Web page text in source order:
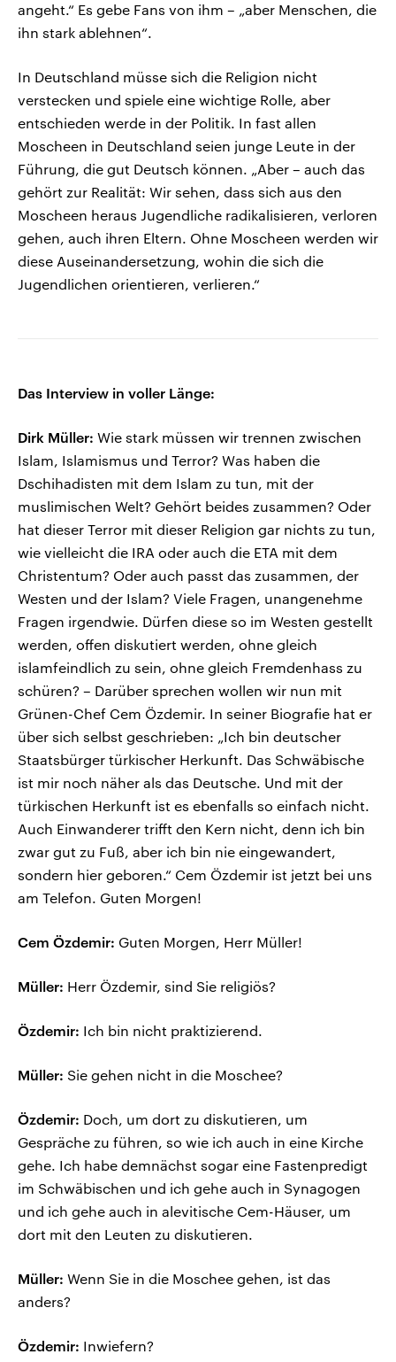
angeht.“ Es gebe Fans von ihm – „aber Menschen, die
ihn stark ablehnen“.
In Deutschland müsse sich die Religion nicht
verstecken und spiele eine wichtige Rolle, aber
entschieden werde in der Politik. In fast allen
Moscheen in Deutschland seien junge Leute in der
Führung, die gut Deutsch können. „Aber – auch das
gehört zur Realität: Wir sehen, dass sich aus den
Moscheen heraus Jugendliche radikalisieren, verloren
gehen, auch ihren Eltern. Ohne Moscheen werden wir
diese Auseinandersetzung, wohin die sich die
Jugendlichen orientieren, verlieren.“
Das Interview in voller Länge:
Dirk Müller: Wie stark müssen wir trennen zwischen
Islam, Islamismus und Terror? Was haben die
Dschihadisten mit dem Islam zu tun, mit der
muslimischen Welt? Gehört beides zusammen? Oder
hat dieser Terror mit dieser Religion gar nichts zu tun,
wie vielleicht die IRA oder auch die ETA mit dem
Christentum? Oder auch passt das zusammen, der
Westen und der Islam? Viele Fragen, unangenehme
Fragen irgendwie. Dürfen diese so im Westen gestellt
werden, offen diskutiert werden, ohne gleich
islamfeindlich zu sein, ohne gleich Fremdenhass zu
schüren? – Darüber sprechen wollen wir nun mit
Grünen-Chef Cem Özdemir. In seiner Biografie hat er
über sich selbst geschrieben: „Ich bin deutscher
Staatsbürger türkischer Herkunft. Das Schwäbische
ist mir noch näher als das Deutsche. Und mit der
türkischen Herkunft ist es ebenfalls so einfach nicht.
Auch Einwanderer trifft den Kern nicht, denn ich bin
zwar gut zu Fuß, aber ich bin nie eingewandert,
sondern hier geboren.“ Cem Özdemir ist jetzt bei uns
am Telefon. Guten Morgen!
Cem Özdemir: Guten Morgen, Herr Müller!
Müller: Herr Özdemir, sind Sie religiös?
Özdemir: Ich bin nicht praktizierend.
Müller: Sie gehen nicht in die Moschee?
Özdemir: Doch, um dort zu diskutieren, um
Gespräche zu führen, so wie ich auch in eine Kirche
gehe. Ich habe demnächst sogar eine Fastenpredigt
im Schwäbischen und ich gehe auch in Synagogen
und ich gehe auch in alevitische Cem-Häuser, um
dort mit den Leuten zu diskutieren.
Müller: Wenn Sie in die Moschee gehen, ist das
anders?
Özdemir: Inwiefern?